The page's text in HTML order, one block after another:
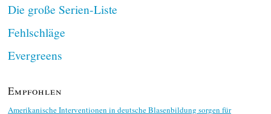
Die große Serien-Liste
Fehlschläge
Evergreens
Empfohlen
Amerikanische Interventionen in deutsche Blasenbildung sorgen für